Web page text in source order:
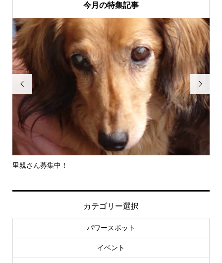
今月の特集記事

里親さん募集中！

カテゴリー選択
パワースポット
イベント